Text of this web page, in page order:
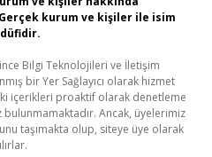
kurum ve kişiler ile isim
Bilgi Teknolojileri ve İletişim
bir Yer Sağlayıcı olarak hizmet
içerikleri proaktif olarak denetleme
Ancak, üyelerimiz
taşımakta olup, siteye üye olarak